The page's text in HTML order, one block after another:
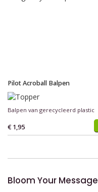
Pilot Acroball Balpen
Balpen van gerecycleerd plastic
€ 1,95
Bloom Your Message